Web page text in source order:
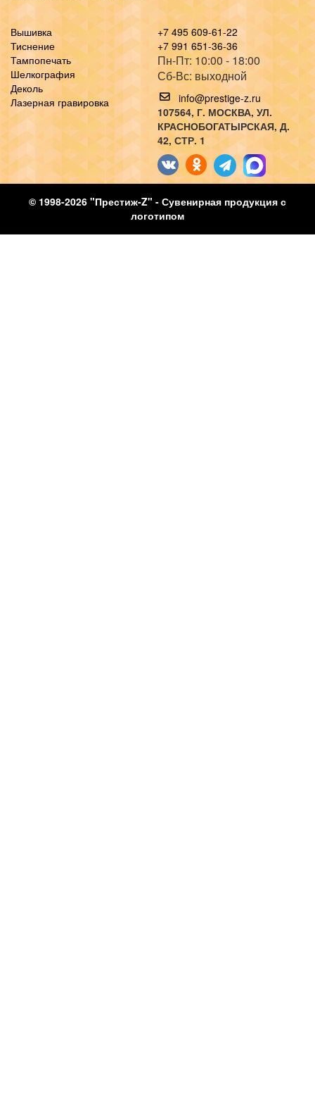
Вышивка
Тиснение
Тампопечать
Шелкография
Деколь
Лазерная гравировка
+7 495 609-61-22
+7 991 651-36-36
Пн-Пт: 10:00 - 18:00
Сб-Вс: выходной
info@prestige-z.ru
107564, Г. МОСКВА, УЛ.
КРАСНОБОГАТЫРСКАЯ, Д.
42, СТР. 1
© 1998-2026 "Престиж-Z" - Сувенирная продукция с
логотипом